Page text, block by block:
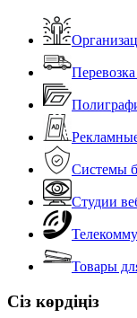
Перевозка
Системы
Студии
Товары
Сіз көрдіңіз